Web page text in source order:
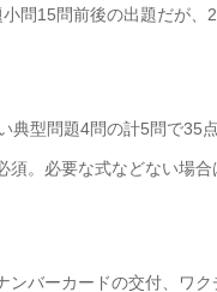
問15問前後の出題だが
典型問題4問の計5問で35
。必要な式などない場
バーカードの交付、ワ